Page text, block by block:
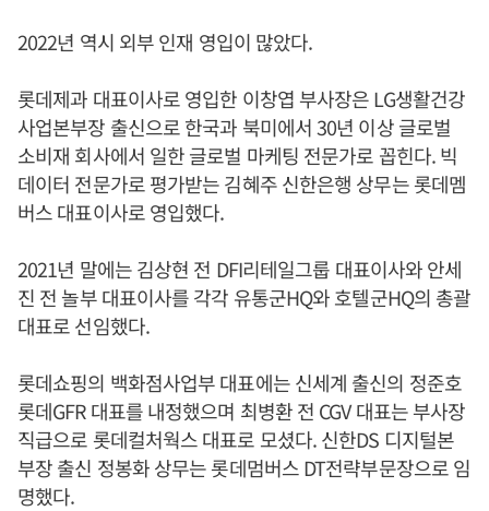
2022년 역시 외부 인재 영입이 많았다.
롯데제과 대표이사로 영입한 이창엽 부사장은 LG생활건강
사업본부장 출신으로 한국과 북미에서 30년 이상 글로벌
소비재 회사에서 일한 글로벌 마케팅 전문가로 꼽힌다. 빅
데이터 전문가로 평가받는 김혜주 신한은행 상무는 롯데멤
버스 대표이사로 영입했다.
2021년 말에는 김상현 전 DFI리테일그룹 대표이사와 안세
진 전 놀부 대표이사를 각각 유통군HQ와 호텔군HQ의 총괄
대표로 선임했다.
롯데쇼핑의 백화점사업부 대표에는 신세계 출신의 정준호
롯데GFR 대표를 내정했으며 최병환 전 CGV 대표는 부사장
직급으로 롯데컬처웍스 대표로 모셨다. 신한DS 디지털본
부장 출신 정봉화 상무는 롯데멈버스 DT전략부문장으로 임
명했다.